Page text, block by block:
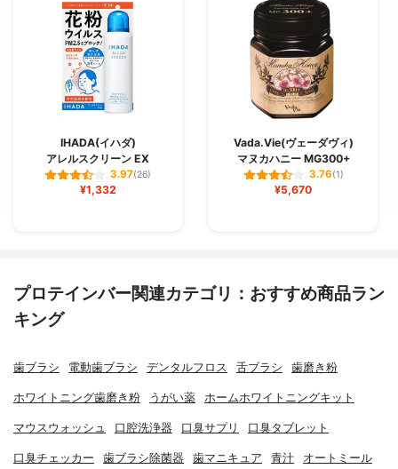
IHADA(イハダ)
アレルスクリーン EX
3.97(26)
¥1,332
Vada.Vie(ヴェーダヴィ)
マヌカハニー MG300+
3.76(1)
¥5,670
プロテインバー関連カテゴリ：おすすめ商品ラン
キング
歯ブラシ 電動歯ブラシ デンタルフロス 舌ブラシ 歯磨き粉
ホワイトニング歯磨き粉 うがい薬 ホームホワイトニングキット
マウスウォッシュ 口腔洗浄器 口臭サプリ 口臭タブレット
口臭チェッカー 歯ブラシ除菌器 歯マニキュア 青汁 オートミール